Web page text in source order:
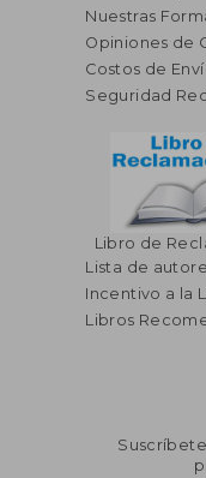
Nuestras
Opiniones de
Costos de
Seguridad
Libro de
Lista de
Incentivo a la
Libros